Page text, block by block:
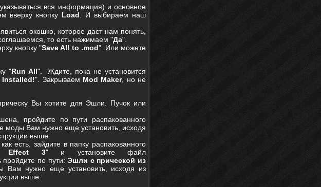
вся информация) и основное
вверху кнопку Load . И выбираем наш
окошко, которое даст нам понять,
то есть нажимаем "Да".
кнопку "Save All to .mod". Или можете
"Run All". Ждите, пока не установится
". Закрываем Mod Maker, но не
Вы хотите для Эшли. Пучок или
пройдите по пути распакованного
моды Вам нужно еще установить, исходя
выше.
есть, зайдите в папку распакованного
Effect 3" и установите файл
пройдите по пути:Эшли с прической из
Вам нужно еще установить, исходя из
выше.